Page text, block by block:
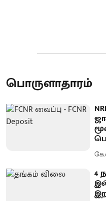
பொருளாதாரம்
4